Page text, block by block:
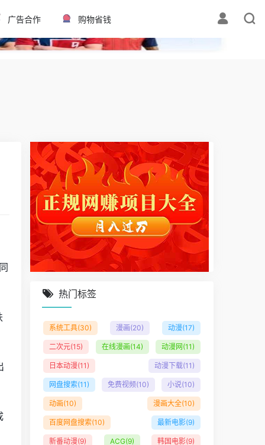
✕
广告合作 购物省钱
热门标签
系统工具(30) 漫画(20) 动漫(17)
二次元(15) 在线漫画(14) 动漫网 (11)
日本动漫(11) 动漫下载(11)
网盘搜索(11) 免费视频(10) 小说(10)
动画(10) 漫画大全(10)
百度网盘搜索(10) 最新电影(9)
新番动漫(9) ACG(9) 韩国电影(9)